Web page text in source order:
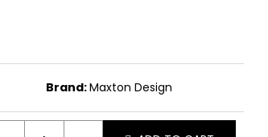
Brand:Maxton Design
Next